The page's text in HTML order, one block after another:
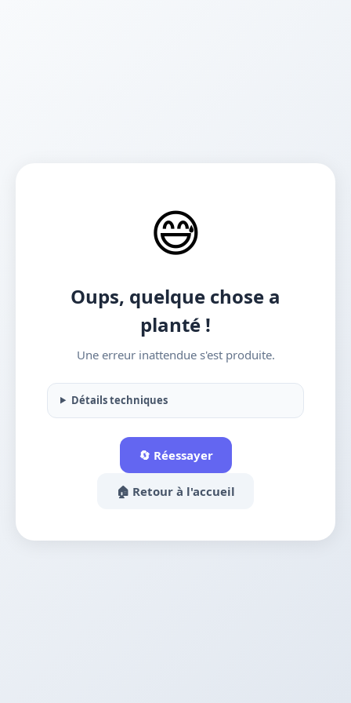
😅
Oups, quelque chose a
planté !
Une erreur inattendue s'est produite.
Détails techniques
🔄 Réessayer
🏠 Retour à l'accueil